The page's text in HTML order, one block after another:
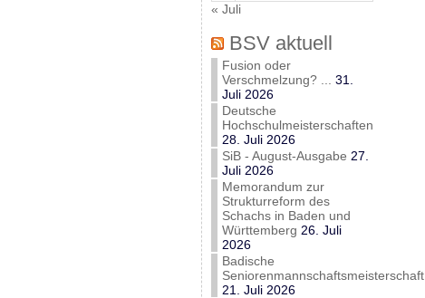
« Juli
BSV aktuell
Fusion oder
Verschmelzung? ...
31.
Juli 2026
Deutsche
Hochschulmeisterschaften
28. Juli 2026
SiB - August-Ausgabe 27.
Juli 2026
Memorandum zur
Strukturreform des
Schachs in Baden und
Württemberg 26. Juli
2026
Badische
Seniorenmannschaftsmeisterschaft
21. Juli 2026